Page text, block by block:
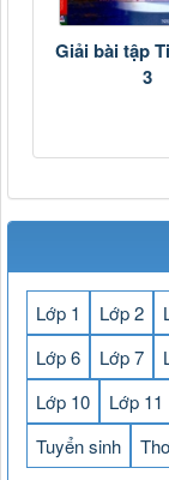
Giải bài tập
3
Lớp 1 Lớp 2
Lớp 6
Lớp 7
Lớp 10
Lớp 11
Tuyển sinh